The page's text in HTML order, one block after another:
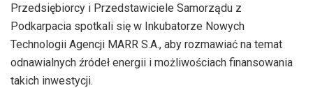
Przedsiębiorcy i Przedstawiciele Samorządu z
Podkarpacia spotkali się w Inkubatorze Nowych
Technologii Agencji MARR S.A., aby rozmawiać na temat
odnawialnych źródeł energii i możliwościach finansowania
takich inwestycji.